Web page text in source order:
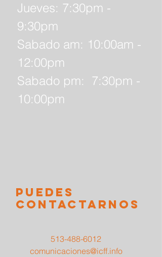
Jueves: 7:30pm -
9:30pm
Sabado am: 10:00am -
12:00pm
Sabado pm: 7:30pm -
10:00pm
puedes
contactarnos
513-488-6012
comunicaciones@icff.info